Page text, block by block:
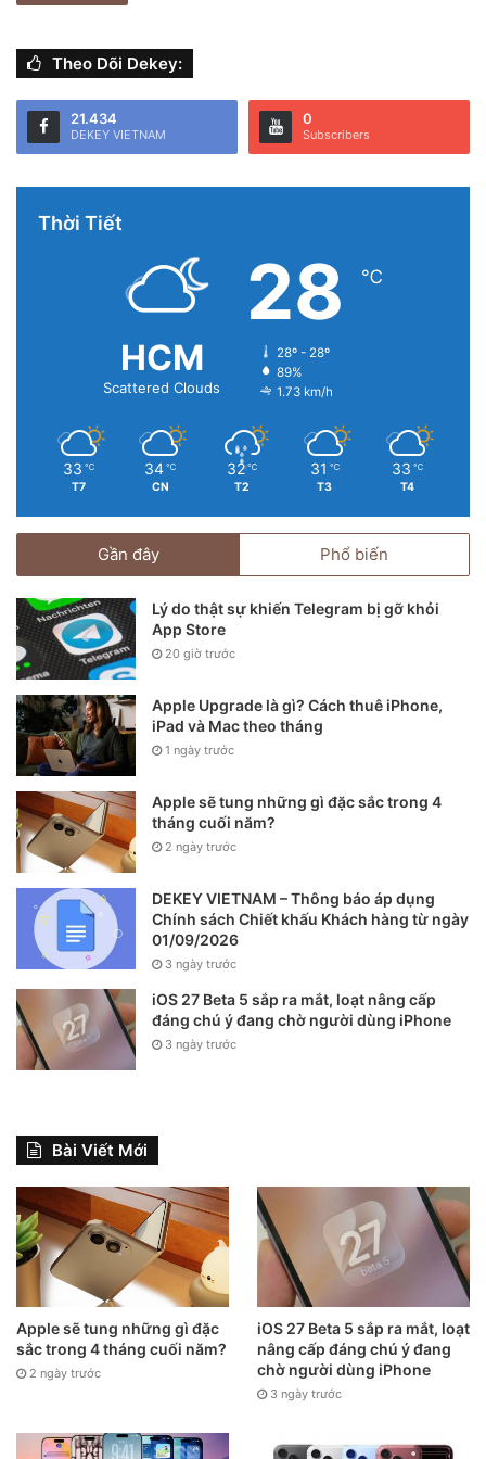
Theo Dõi Dekey:
21.434
DEKEY VIETNAM
0
Subscribers
Thời Tiết
HCM
Scattered Clouds
28 ℃
28º - 28º
89%
1.73 km/h
33 ℃
T7
34 ℃
CN
32 ℃
T2
31 ℃
T3
33 ℃
T4
Gần đây Phổ biến
Lý do thật sự khiến Telegram bị gỡ khỏi
App Store
20 giờ trước
Apple Upgrade là gì? Cách thuê iPhone,
iPad và Mac theo tháng
1 ngày trước
Apple sẽ tung những gì đặc sắc trong 4
tháng cuối năm?
2 ngày trước
DEKEY VIETNAM – Thông báo áp dụng
Chính sách Chiết khấu Khách hàng từ ngày
01/09/2026
3 ngày trước
iOS 27 Beta 5 sắp ra mắt, loạt nâng cấp
đáng chú ý đang chờ người dùng iPhone
3 ngày trước
Bài Viết Mới
Apple sẽ tung những gì đặc
sắc trong 4 tháng cuối năm?
2 ngày trước
iOS 27 Beta 5 sắp ra mắt, loạt
nâng cấp đáng chú ý đang
chờ người dùng iPhone
3 ngày trước